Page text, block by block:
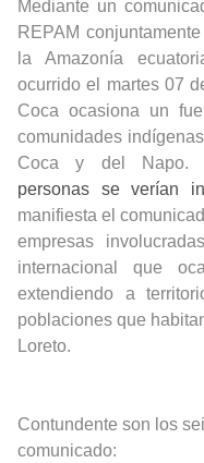
Mediante un
REPAM
la Amazonía
ocurrido el martes 07
Coca ocasiona un
comunidades
Coca y del Napo.
personas se verían
manifiesta el
empresas
internacional que
extendiendo a
poblaciones que
Loreto.
Contundente son los
comunicado: